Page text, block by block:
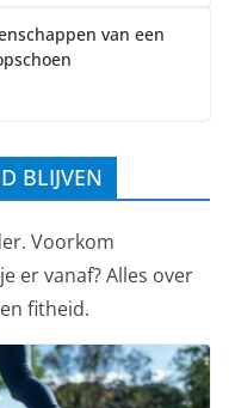
van een
BLIJVEN
Voorkom
er vanaf? Alles over
fitheid.